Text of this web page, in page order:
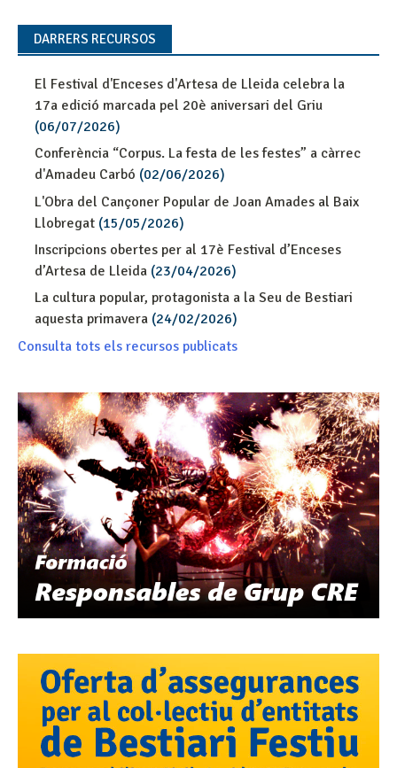
DARRERS RECURSOS
El Festival d'Enceses d'Artesa de Lleida celebra la
17a edició marcada pel 20è aniversari del Griu
(06/07/2026)
Conferència “Corpus. La festa de les festes” a càrrec
d'Amadeu Carbó (02/06/2026)
L'Obra del Cançoner Popular de Joan Amades al Baix
Llobregat (15/05/2026)
Inscripcions obertes per al 17è Festival d’Enceses
d’Artesa de Lleida (23/04/2026)
La cultura popular, protagonista a la Seu de Bestiari
aquesta primavera (24/02/2026)
Consulta tots els recursos publicats